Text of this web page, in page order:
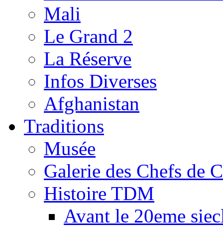
Mali
Le Grand 2
La Réserve
Infos Diverses
Afghanistan
Traditions
Musée
Galerie des Chefs de
Histoire TDM
Avant le 20eme